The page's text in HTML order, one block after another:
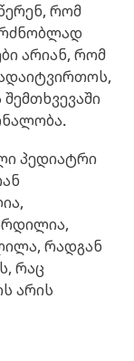
რომ
არიან, რომ
პედიატრი
რადგან
რაც
არის